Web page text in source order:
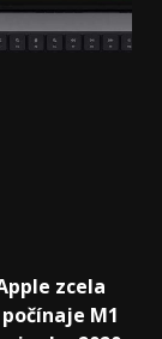
zcela
M1